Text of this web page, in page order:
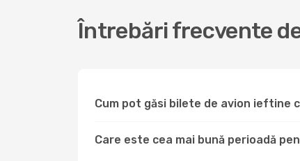
Întrebări frecvente
Cum pot găsi bilete de avion ieftine
Care este cea mai bună perioadă